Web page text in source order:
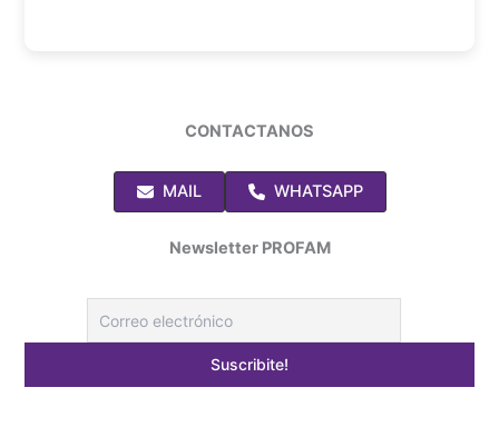
CONTACTANOS
MAIL WHATSAPP
Newsletter PROFAM